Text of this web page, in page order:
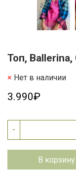
Топ,
Нет в наличии
3.990₽
-
В корзину